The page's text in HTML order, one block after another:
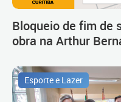
Bloqueio de fim de
obra na Arthur
Esporte e Lazer